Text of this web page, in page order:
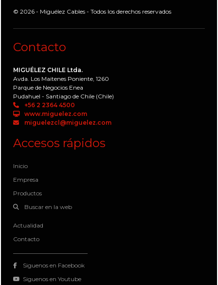
© 2026 - Miguélez Cables - Todos los derechos reservados
Contacto
MIGUÉLEZ CHILE Ltda.
Avda. Los Maitenes Poniente, 1260
Parque de Negocios Enea
Pudahuel - Santiago de Chile (Chile)
+56 2 2364 4500
www.miguelez.com
miguelezcl@miguelez.com
Accesos rápidos
Inicio
Empresa
Productos
Buscar en la web
Actualidad
Contacto
Siguenos en Facebook
Siguenos en Youtube